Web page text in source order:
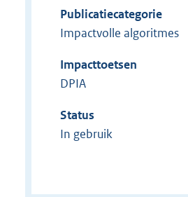
Publicatiecategorie
Impactvolle algoritmes
Impacttoetsen
DPIA
Status
In gebruik